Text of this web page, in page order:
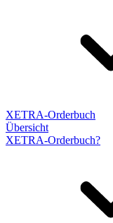
XETRA-Orderbuch
Übersicht
XETRA-Orderbuch?